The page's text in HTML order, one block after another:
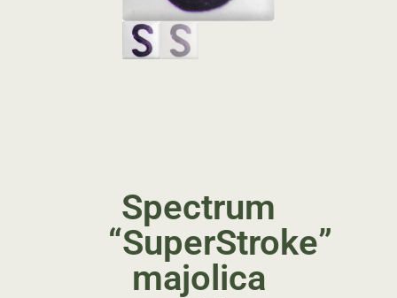
Spectrum
“SuperStroke”
majolica